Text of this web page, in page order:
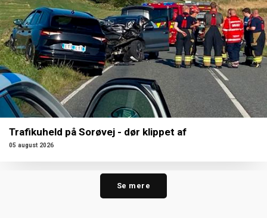
Trafikuheld på Sorøvej - dør klippet af
05 august 2026
Se mere